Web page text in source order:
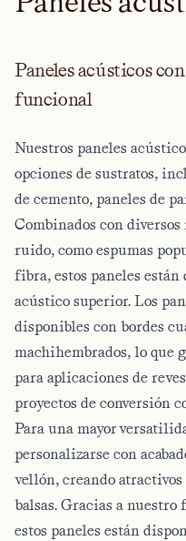
Paneles acústicos
funcional
Nuestros paneles
opciones de sustratos,
de cemento, paneles de
Combinados con
ruido, como espumas
fibra, estos paneles
acústico superior. Los
disponibles con bordes
machihembrados, lo
para aplicaciones de
proyectos de conversión
Para una mayor
personalizarse con
vellón, creando atractivos
balsas. Gracias a
estos paneles están